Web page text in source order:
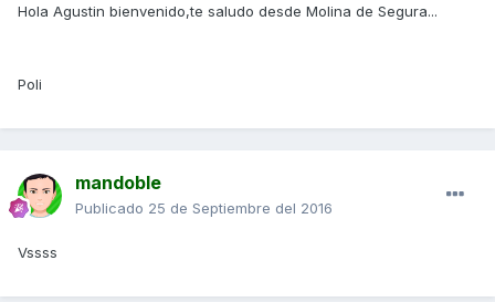
Hola Agustin bienvenido,te saludo desde Molina de Segura...
Poli
mandoble
Publicado 25 de Septiembre del 2016
Vssss